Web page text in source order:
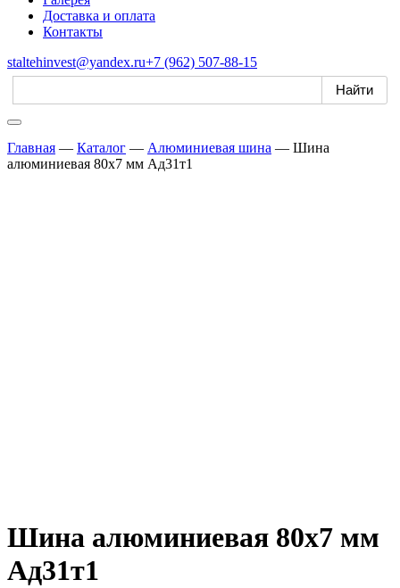
Доставка и оплата
Контакты
staltehinvest@yandex.ru+7 (962) 507-88-15
Главная — Каталог — Алюминиевая шина — Шина
алюминиевая 80х7 мм Ад31т1
Шина алюминиевая 80х7 мм
Ад31т1